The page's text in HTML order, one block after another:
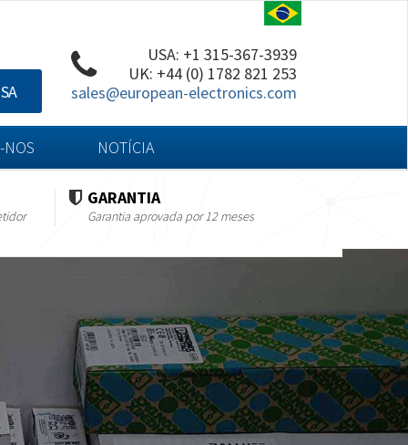
USA: +1 315-367-3939
UK: +44 (0) 1782 821 253
sales@european-electronics.com
NOS NOTÍCIA
GARANTIA
Garantia aprovada por 12 meses